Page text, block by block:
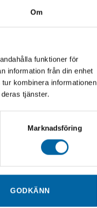
Om
funktioner för
information från din enhet
kombinera informationen
tjänster.
Marknadsföring
GODKÄNN